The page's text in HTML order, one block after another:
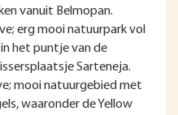
vanuit Belmopan.
erg mooi natuurpark vol
het puntje van de
Sarteneja.
mooi natuurgebied met
waaronder de Yellow